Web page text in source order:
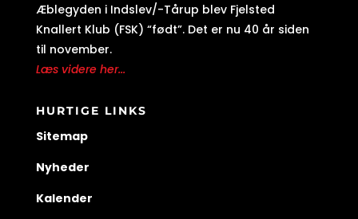
Æblegyden i Indslev/-Tårup blev Fjelsted
Knallert Klub (FSK) “født”. Det er nu 40 år siden
til november.
Læs videre her...
HURTIGE LINKS
Sitemap
Nyheder
Kalender